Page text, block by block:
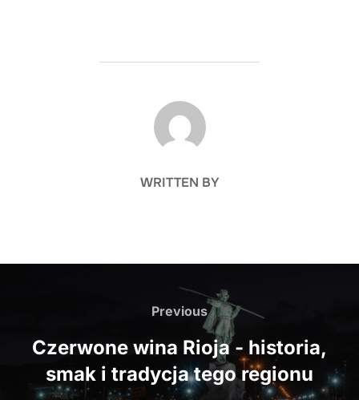
POST AUTHOR
WRITTEN BY
Previous
Previous
Czerwone wina Rioja - historia,
smak i tradycja tego regionu